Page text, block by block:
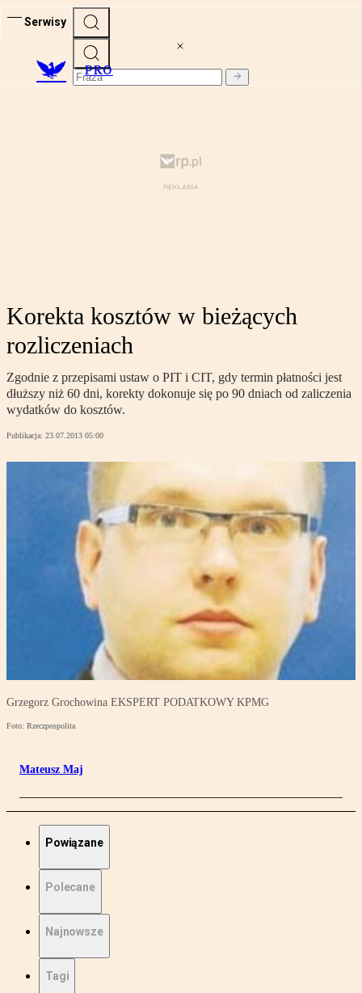
Serwisy
PRO
Korekta kosztów w bieżących
rozliczeniach
Zgodnie z przepisami ustaw o PIT i CIT, gdy termin płatności jest
dłuższy niż 60 dni, korekty dokonuje się po 90 dniach od zaliczenia
wydatków do kosztów.
Publikacja: 23.07.2013 05:00
Grzegorz Grochowina EKSPERT PODATKOWY KPMG
Foto: Rzeczpospolita
Mateusz Maj
Powiązane
Polecane
Najnowsze
Tagi